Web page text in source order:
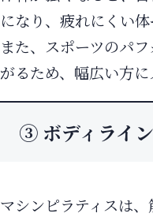
になり、疲れにくい
また、スポーツのパ
がるため、幅広い方に
③ ボディライ
マシンピラティスは